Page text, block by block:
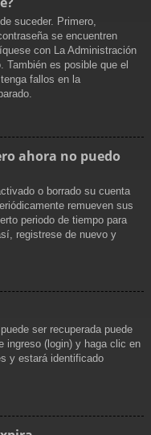
suceder. Primero,
se encuentren
con La Administración
También es posible que el
fallos en la
ahora no puedo
o borrado su cuenta
remueven sus
periodo de tiempo para
registrese de nuevo y
ser recuperada puede
ingreso (login) y haga clic en
y estará identificado